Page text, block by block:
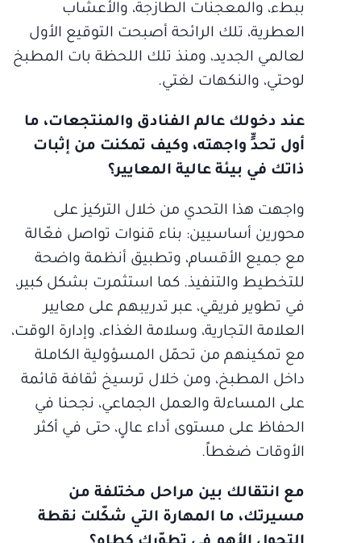
ببطء، والمعجنات الطازجة، والأعشاب
العطرية، تلك الرائحة أصبحت التوقيع الأول
لعالمي الجديد، ومنذ تلك اللحظة بات المطبخ
لوحتي، والنكهات لغتي.
عند دخولك عالم الفنادق والمنتجعات، ما
أول تحدٍّ واجهته، وكيف تمكنت من إثبات
ذاتك في بيئة عالية المعايير؟
واجهت هذا التحدي من خلال التركيز على
محورين أساسيين: بناء قنوات تواصل فعّالة
مع جميع الأقسام، وتطبيق أنظمة واضحة
للتخطيط والتنفيذ. كما استثمرت بشكل كبير،
في تطوير فريقي، عبر تدريبهم على معايير
العلامة التجارية، وسلامة الغذاء، وإدارة الوقت،
مع تمكينهم من تحمّل المسؤولية الكاملة
داخل المطبخ، ومن خلال ترسيخ ثقافة قائمة
على المساءلة والعمل الجماعي، نجحنا في
الحفاظ على مستوى أداء عالٍ، حتى في أكثر
الأوقات ضغطاً.
مع انتقالك بين مراحل مختلفة من
مسيرتك، ما المهارة التي شكّلت نقطة